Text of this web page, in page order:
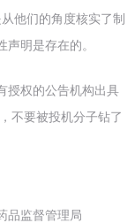
他们的角度核实了制
明是存在的。
授权的公告机构出具
不要被投机分子钻了
品监督管理局